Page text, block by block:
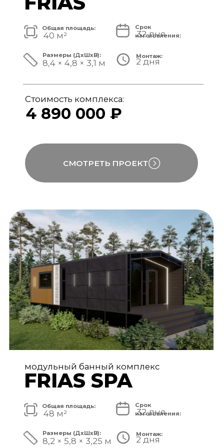
8 750 000 ₽
Стоимость комплекса:
5 дней
11,2 × 6,5 × 3,25 м
Размеры (ДxШxВ):
80 дней
Срок
изготовления:
72 м²
Общая площадь:
модульный банный комплекс
FRIAS PREMIUM
СМОТРЕТЬ ПРОЕКТ
5 820 000 ₽
СМОТРЕТЬ ПРОЕКТ